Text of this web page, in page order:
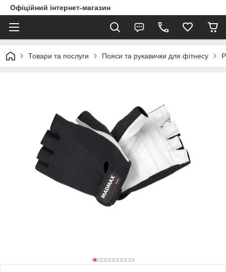
Офіційний інтернет-магазин
Товари та послуги Пояси та рукавички для фітнесу